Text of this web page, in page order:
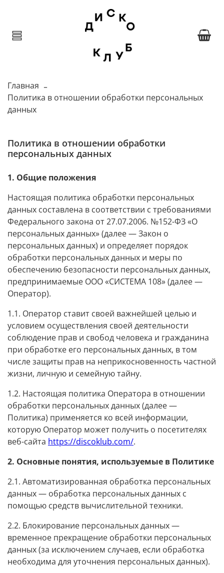
Главная
Политика в отношении обработки персональных
данных
Политика в отношении обработки
персональных данных
1. Общие положения
Настоящая политика обработки персональных
данных составлена в соответствии с требованиями
Федерального закона от 27.07.2006. №152-ФЗ «О
персональных данных» (далее — Закон о
персональных данных) и определяет порядок
обработки персональных данных и меры по
обеспечению безопасности персональных данных,
предпринимаемые ООО «СИСТЕМА 108» (далее —
Оператор).
1.1. Оператор ставит своей важнейшей целью и
условием осуществления своей деятельности
соблюдение прав и свобод человека и гражданина
при обработке его персональных данных, в том
числе защиты прав на неприкосновенность частной
жизни, личную и семейную тайну.
1.2. Настоящая политика Оператора в отношении
обработки персональных данных (далее —
Политика) применяется ко всей информации,
которую Оператор может получить о посетителях
веб-сайта https://discoklub.com/.
2. Основные понятия, используемые в Политике
2.1. Автоматизированная обработка персональных
данных — обработка персональных данных с
помощью средств вычислительной техники.
2.2. Блокирование персональных данных —
временное прекращение обработки персональных
данных (за исключением случаев, если обработка
необходима для уточнения персональных данных).